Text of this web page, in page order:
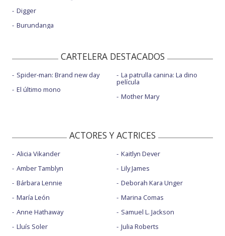
Digger
Burundanga
CARTELERA DESTACADOS
Spider-man: Brand new day
El último mono
La patrulla canina: La dino
película
Mother Mary
ACTORES Y ACTRICES
Alicia Vikander
Amber Tamblyn
Bárbara Lennie
María León
Anne Hathaway
Lluís Soler
Kaitlyn Dever
Lily James
Deborah Kara Unger
Marina Comas
Samuel L. Jackson
Julia Roberts